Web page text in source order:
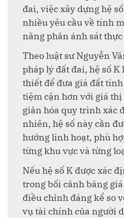
đai, việc xây dựng hệ
nhiều yêu cầu về tính
năng phản ánh sát
Theo luật sư Nguyễn
pháp lý đất đai, hệ số K
thiết để đưa giá đất
tiệm cận hơn với giá
giản hóa quy trình xác
nhiên, hệ số này cần
hướng linh hoạt, phù
từng khu vực và từng
Nếu hệ số K được xác
trong bối cảnh bảng
điều chỉnh đáng kể so
vụ tài chính của người